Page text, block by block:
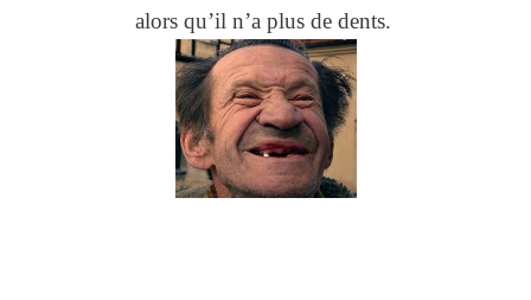
alors qu’il n’a plus de dents.